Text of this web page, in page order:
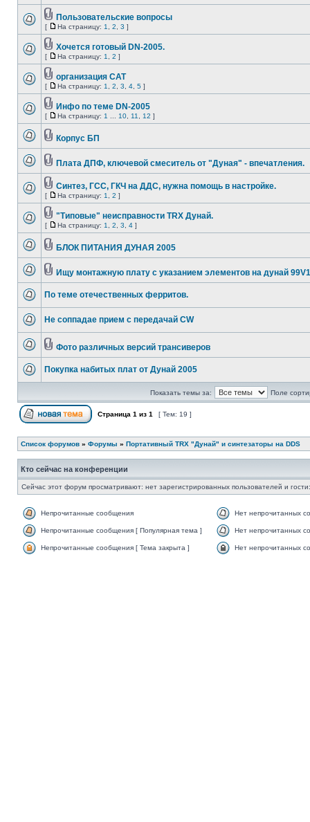
Пользовательские вопросы
[ На страницу: 1 2 3 ]
Хочется готовый DN-2005.
[ На страницу: 1 2 ]
организация САТ
[ На страницу: 1 2 3 4 5 ]
Инфо по теме DN-2005
[ На страницу: 1 10 11 12 ]
Корпус БП
Плата ДПФ, ключевой смеситель от "Дуная" - впечатления.
Синтез, ГСС, ГКЧ на ДДС, нужна помощь в настройке.
[ На страницу: 1 2 ]
"Типовые" неисправности TRX Дунай.
[ На страницу: 1 2 3 4 ]
БЛОК ПИТАНИЯ ДУНАЯ 2005
Ищу монтажную плату с указанием элементов на дунай 99V1
По теме отечественных ферритов.
Не соппадае прием с передачай CW
Фото различных версий трансиверов
Покупка набитых плат от Дунай 2005
Показать темы за: Поле
Страница 1 из 1 [ Тем: 19 ]
Список форумов » Форумы » Портативный TRX "Дунай" и синтезаторы на DDS
Кто сейчас на конференции
Сейчас этот форум просматривают: нет зарегистрированных пользователей и
Непрочитанные сообщения Нет непрочитанных
Непрочитанные сообщения [ Популярная тема ] Нет непрочитанных
Непрочитанные сообщения [ Тема закрыта ] Нет непрочитанных